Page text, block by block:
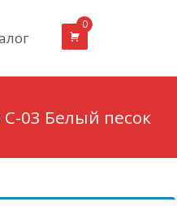
0
С-03 Белый песок